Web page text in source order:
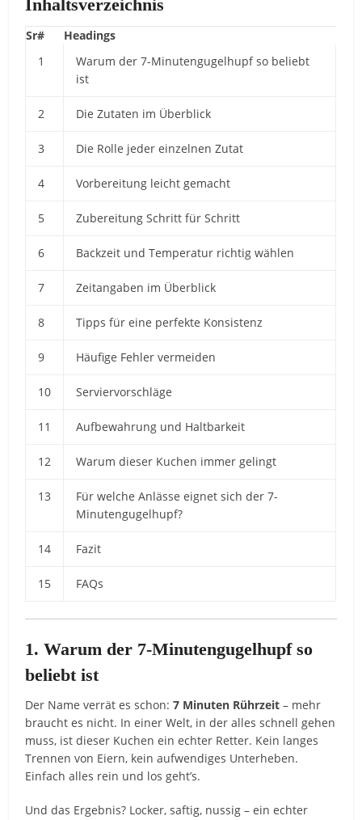
Inhaltsverzeichnis
Sr#
Headings
1
Warum der 7-Minutengugelhupf so beliebt
ist
2 Die Zutaten im Überblick
3 Die Rolle jeder einzelnen Zutat
4 Vorbereitung leicht gemacht
5 Zubereitung Schritt für Schritt
6 Backzeit und Temperatur richtig wählen
7 Zeitangaben im Überblick
8 Tipps für eine perfekte Konsistenz
9 Häufige Fehler vermeiden
10 Serviervorschläge
11 Aufbewahrung und Haltbarkeit
12 Warum dieser Kuchen immer gelingt
13
Für welche Anlässe eignet sich der 7-
Minutengugelhupf?
14 Fazit
15 FAQs
1. Warum der 7-Minutengugelhupf so
beliebt ist
Der Name verrät es schon:7 Minuten Rührzeit – mehr
braucht es nicht. In einer Welt, in der alles schnell gehen
muss, ist dieser Kuchen ein echter Retter. Kein langes
Trennen von Eiern, kein aufwendiges Unterheben.
Einfach alles rein und los geht’s.
Und das Ergebnis? Locker, saftig, nussig – ein echter